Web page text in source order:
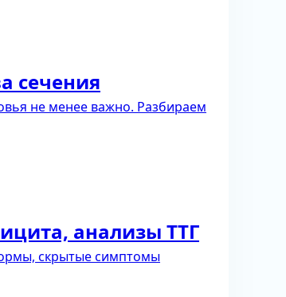
сечения
не менее важно. Разбираем
анализы ТТГ
скрытые симптомы